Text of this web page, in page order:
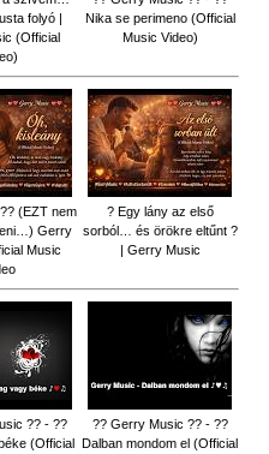
folyó |
(Official
Nika se perimeno (Official
Music Video)
(EZT nem
Gerry
Music
? Egy lány az első
sorból… és örökre eltűnt ?
| Gerry Music
?? - ??
(Official
?? Gerry Music ?? - ??
Dalban mondom el (Official